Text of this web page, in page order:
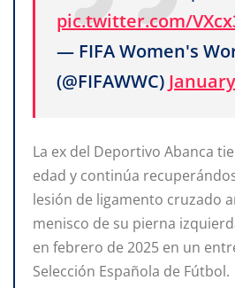
pic.twitter.com/
— FIFA Women's
(@FIFAWWC)
La ex del Deportivo Abanca
edad y continúa
lesión de ligamento cruzado
menisco de su pierna
en febrero de 2025 en un
Selección Española de Fútbol.